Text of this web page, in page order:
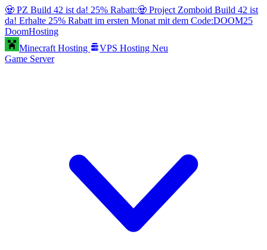
🧟 PZ Build 42 ist da! 25% Rabatt:🧟 Project Zomboid Build 42 ist
da! Erhalte 25% Rabatt im ersten Monat mit dem Code:DOOM25
DoomHosting
Minecraft Hosting
VPS Hosting Neu
Game Server